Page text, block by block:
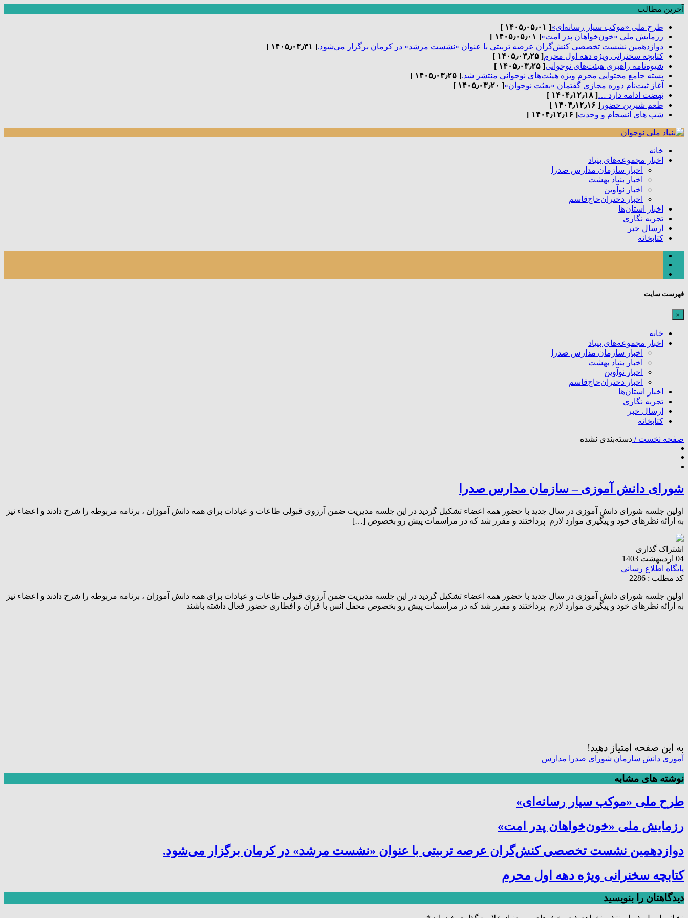
آخرین مطالب
طرح ملی «موکب سیار رسانه‌ای»[ ۱۴۰۵٫۰۵٫۰۱ ]
رزمایش ملی «خون‌خواهان پدر امت»[ ۱۴۰۵٫۰۵٫۰۱ ]
دوازدهمین نشست تخصصی کنش‌گران عرصه تربیتی با عنوان «نشست مرشد» در کرمان برگزار می‌شود.[ ۱۴۰۵٫۰۳٫۳۱ ]
کتابچه سخنرانی ویژه دهه اول محرم[ ۱۴۰۵٫۰۳٫۲۵ ]
شیوه‌نامه راهبری هیئت‌های نوجوانی[ ۱۴۰۵٫۰۳٫۲۵ ]
بسته جامع محتوایی محرم ویژه هیئت‌های نوجوانی منتشر شد.[ ۱۴۰۵٫۰۳٫۲۵ ]
آغاز ثبت‌نام دوره مجازی گفتمان «بعثت نوجوان»[ ۱۴۰۵٫۰۳٫۲۰ ]
نهضت ادامه دارد …[ ۱۴۰۴٫۱۲٫۱۸ ]
طعم شیرین حضور [ ۱۴۰۴٫۱۲٫۱۶ ]
شب های انسجام و وحدت[ ۱۴۰۴٫۱۲٫۱۶ ]
خانه
اخبار مجموعه‌های بنیاد
اخبار سازمان مدارس صدرا
اخبار بنیاد بهشت
اخبار نوآوین
اخبار دختران‌حاج‌قاسم
اخبار استان‌ها
تجربه نگاری
ارسال خبر
کتابخانه
فهرست سایت
×
خانه
اخبار مجموعه‌های بنیاد
اخبار سازمان مدارس صدرا
اخبار بنیاد بهشت
اخبار نوآوین
اخبار دختران‌حاج‌قاسم
اخبار استان‌ها
تجربه نگاری
ارسال خبر
کتابخانه
صفحه نخست / دسته‌بندی نشده
شورای دانش آموزی – سازمان مدارس صدرا
اولین جلسه شورای دانش آموزی در سال جدید با حضور همه اعضاء تشکیل گردید در این جلسه مدیریت ضمن آرزوی قبولی طاعات و عبادات برای همه دانش آموزان ، برنامه مربوطه را شرح دادند و اعضاء نیز
به ارائه نظرهای خود و پیگیری موارد لازم پرداختند و مقرر شد که در مراسمات پیش رو بخصوص […]
اشتراک گذاری
04 اردیبهشت 1403
پایگاه اطلاع رسانی
کد مطلب : 2286
اولین جلسه شورای دانش آموزی در سال جدید با حضور همه اعضاء تشکیل گردید در این جلسه مدیریت ضمن آرزوی قبولی طاعات و عبادات برای همه دانش آموزان ، برنامه مربوطه را شرح دادند و اعضاء نیز
به ارائه نظرهای خود و پیگیری موارد لازم پرداختند و مقرر شد که در مراسمات پیش رو بخصوص محفل انس با قرآن و افطاری حضور فعال داشته باشند
به این صفحه امتیاز دهید!
آموزی دانش سازمان شورای صدرا مدارس
نوشته های مشابه
طرح ملی «موکب سیار رسانه‌ای»
رزمایش ملی «خون‌خواهان پدر امت»
دوازدهمین نشست تخصصی کنش‌گران عرصه تربیتی با عنوان «نشست مرشد» در کرمان برگزار می‌شود.
کتابچه سخنرانی ویژه دهه اول محرم
دیدگاهتان را بنویسید